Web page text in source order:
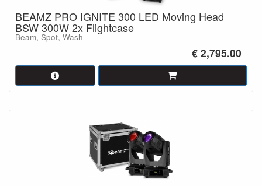
BEAMZ PRO IGNITE 300 LED Moving Head
BSW 300W 2x Flightcase
Beam, Spot, Wash
€ 2,795.00